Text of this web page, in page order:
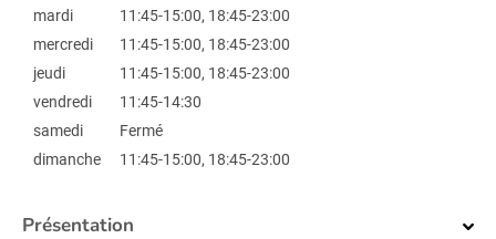
mardi
11:45-15:00, 18:45-23:00
mercredi
11:45-15:00, 18:45-23:00
jeudi
11:45-15:00, 18:45-23:00
vendredi
11:45-14:30
samedi
Fermé
dimanche
11:45-15:00, 18:45-23:00
Présentation